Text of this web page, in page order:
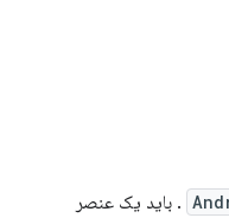
. باید یک عنصر